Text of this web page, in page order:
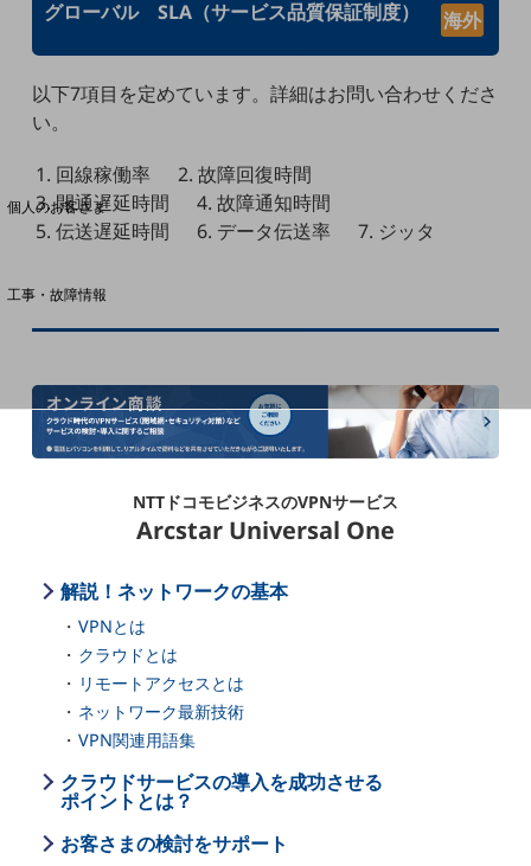
Web明細(ビリングステーション)
Web明細(My docomo)
個人のお客さま
NTTドコモ
工事・故障情報
NTTドコモ 通信障害情報
グローバル SLA（サービス品質保証制度） 海外
以下7項目を定めています。詳細はお問い合わせくださ
い。
回線稼働率
故障回復時間
開通遅延時間
故障通知時間
伝送遅延時間
データ伝送率 ジッタ
NTTドコモビジネスのVPNサービス
Arcstar Universal One
解説！ネットワークの基本
VPNとは
クラウドとは
リモートアクセスとは
ネットワーク最新技術
VPN関連用語集
クラウドサービスの導入を成功させる
ポイントとは？
お客さまの検討をサポート